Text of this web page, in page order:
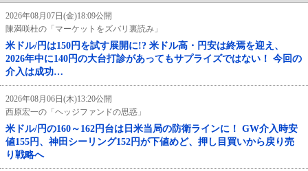
2026年08月07日(金)18:09公開
陳満咲杜の「マーケットをズバリ裏読み」
米ドル/円は150円を試す展開に!? 米ドル高・円安は終焉を迎え、
2026年中に140円の大台打診があってもサプライズではない！ 今回の
介入は成功…
2026年08月06日(木)13:20公開
西原宏一の「ヘッジファンドの思惑」
米ドル/円の160～162円台は日米当局の防衛ラインに！ GW介入時安
値155円、神田シーリング152円が下値めど、押し目買いから戻り売
り戦略へ